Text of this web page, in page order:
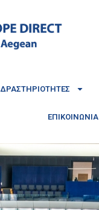
ΔΡΑΣΤΗΡΙΌΤΗΤΕΣ
ΕΠΙΚΟΙΝΩΝΊΑ